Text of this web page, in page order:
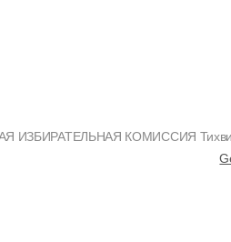
ИЗБИРАТЕЛЬНАЯ КОМИССИЯ